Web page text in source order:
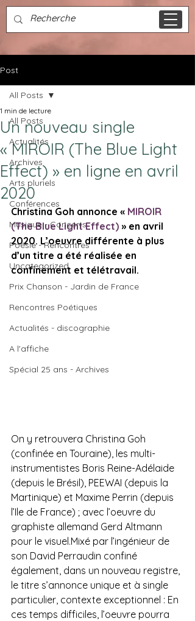
Post
All Posts
Actualités
Archives
Arts pluriels
Conférences
Musique - Concerts
Poésie - Rencontres
Uncategorized
Prix Chanson - Jardin de France
Rencontres Poétiques
Actualités - discographie
A l'affiche
Spécial 25 ans - Archives
All Posts
Un nouveau single
« MIROIR (The Blue Light
Effect) » en ligne en avril
2020
1 min de lecture
Christina Goh annonce « MIROIR
(The Blue Light Effect) » en avril
2020. L’oeuvre différente à plus
d’un titre a été réalisée en
confinement et télétravail.
On y retrouvera Christina Goh
(confinée en Touraine), les multi-
instrumentistes Boris Reine-Adélaide
(depuis le Brésil), PEEWAI (depuis la
Martinique) et Maxime Perrin (depuis
l’Ile de France) ; avec l’oeuvre du
graphiste allemand Gerd Altmann
pour le visuel.Mixé par l’ingénieur de
son David Perraudin confiné
également, dans un nouveau registre,
le titre s’annonce unique et à single
particulier, contexte exceptionnel : En
ces temps difficiles, l’oeuvre pourra